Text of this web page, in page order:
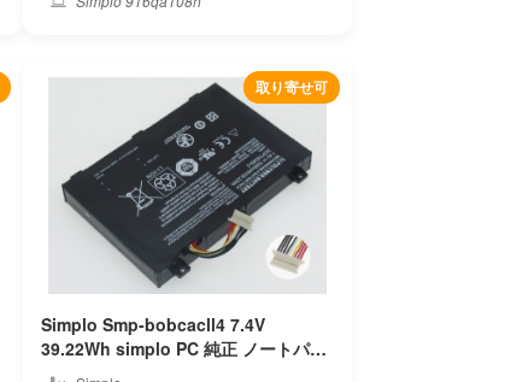
取り寄せ可
Simplo Smp-bobcacll4 7.4V
39.22Wh simplo PC 純正 ノートパソ
コンバッテリー